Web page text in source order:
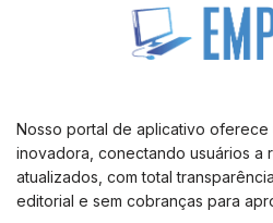
Nosso portal de aplicativo oferece
inovadora, conectando usuários a
atualizados, com total
editorial e sem cobranças para